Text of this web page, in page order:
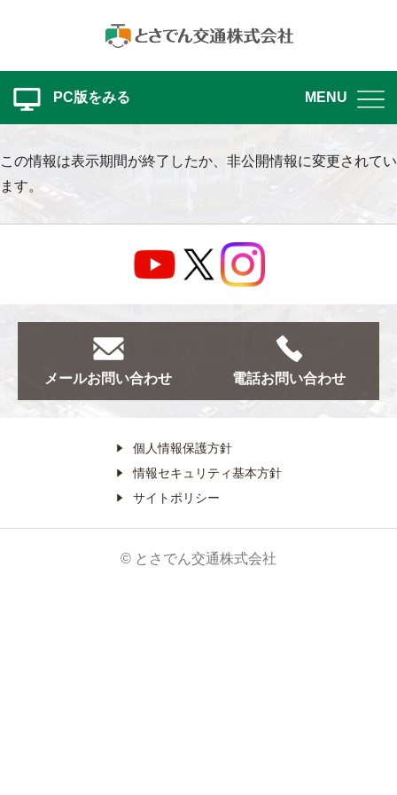
PC版をみる MENU
この情報は表示期間が終了したか、非公開情報に変更されてい
ます。
メールお問い合わせ 電話お問い合わせ
個人情報保護方針
情報セキュリティ基本方針
サイトポリシー
© とさでん交通株式会社